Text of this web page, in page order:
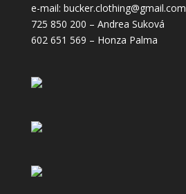
e-mail: bucker.clothing@gmail.com
725 850 200 – Andrea Suková
602 651 569 – Honza Palma